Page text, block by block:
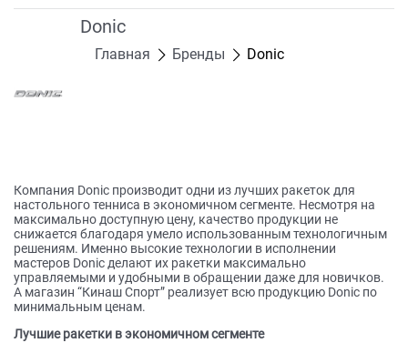
Donic
Главная Бренды Donic
Компания Donic производит одни из лучших ракеток для
настольного тенниса в экономичном сегменте. Несмотря на
максимально доступную цену, качество продукции не
снижается благодаря умело использованным технологичным
решениям. Именно высокие технологии в исполнении
мастеров Donic делают их ракетки максимально
управляемыми и удобными в обращении даже для новичков.
А магазин “Кинаш Спорт” реализует всю продукцию Donic по
минимальным ценам.
Лучшие ракетки в экономичном сегменте